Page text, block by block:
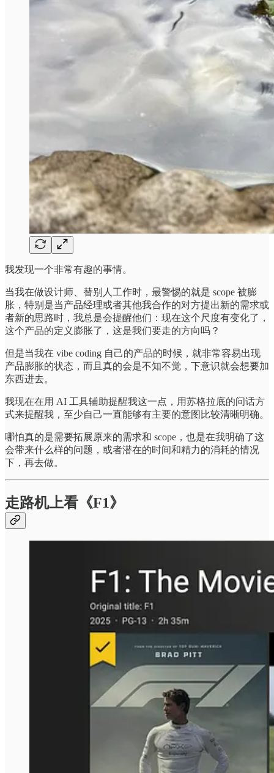
我发现一个非常有趣的事情。
当我在做设计师、替别人工作时，最警惕的就是 scope 被膨
胀，特别是当产品经理或者其他我合作的对方提出新的需求或
者新的思路时，我总是会提醒他们：现在这个尺度有变化了，
这个产品的定义膨胀了，这是我们要走的方向吗？
但是当我在 vibe coding 自己的产品的时候，就非常容易出现
产品膨胀的状态，而且真的会是不知不觉，下意识就会想要加
东西进去。
我现在在用 AI 工具辅助提醒我这一点，用苏格拉底的问话方
式来提醒我，至少自己一直能够有主要的意图比较清晰明确。
哪怕真的是需要拓展原来的需求和 scope，也是在我明确了这
会带来什么样的问题，或者潜在的时间和精力的消耗的情况
下，再去做。
走路机上看《F1》